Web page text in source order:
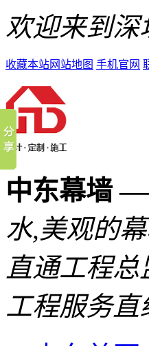
欢迎来到深
收藏本站网站地图 手机官网
中东幕墙
水,美观的
直通工程总
工程服务直